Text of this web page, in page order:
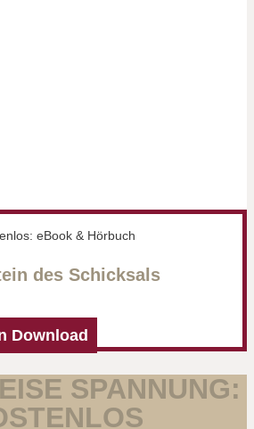
eBook & Hörbuch
des Schicksals
Download
SPANNUNG: